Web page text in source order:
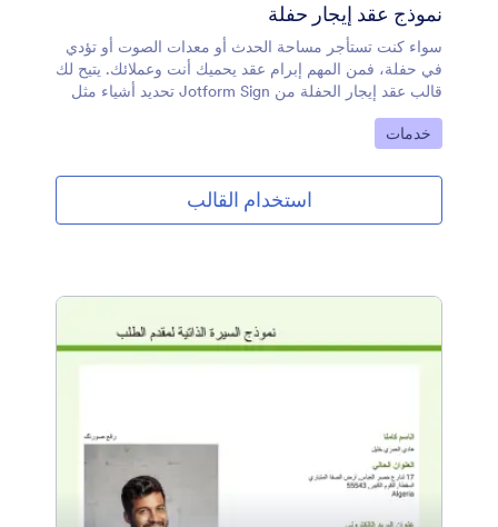
نموذج عقد إيجار حفلة
سواء كنت تستأجر مساحة الحدث أو معدات الصوت أو تؤدي
في حفلة، فمن المهم إبرام عقد يحميك أنت وعملائك. يتيح لك
قالب عقد إيجار الحفلة من Jotform Sign تحديد أشياء مثل
تفاصيل الحدث، ومعلومات التسعير والفوترة، وعدد الحضور
المقدر، وأوقات البَدْء والانتهاء، والمزيد. لا تتردد في إجراء
الإلكتروني حتى يتمكنوا من تعبئته وتسجيله على أي جهاز.هل
تريد تخصيص قالب عقد إيجار الحفلة هذا؟ لا مشكلة!
باستخدام أداة الإنشاء القوية عبر الإنترنت، يمكنك السحب
وتضمين علامتك التجارية الفريدة، وإعداد أمر توقيع آلي،
انتقل إلى الفئة:
خدمات
استخدام القالب